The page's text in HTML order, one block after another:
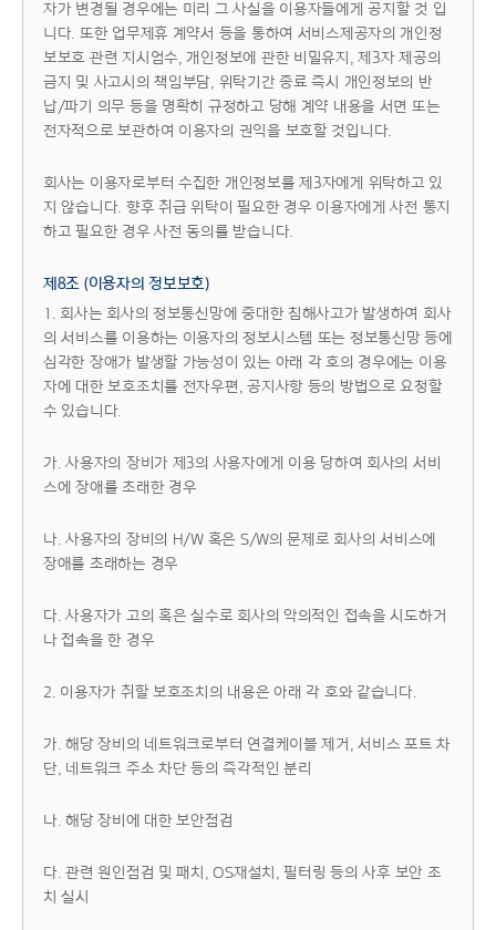
자가 변경될 경우에는 미리 그 사실을 이용자들에게 공지할 것 입
니다. 또한 업무제휴 계약서 등을 통하여 서비스제공자의 개인정
보보호 관련 지시엄수, 개인정보에 관한 비밀유지, 제3자 제공의
금지 및 사고시의 책임부담, 위탁기간 종료 즉시 개인정보의 반
납/파기 의무 등을 명확히 규정하고 당해 계약 내용을 서면 또는
전자적으로 보관하여 이용자의 권익을 보호할 것입니다.
회사는 이용자로부터 수집한 개인정보를 제3자에게 위탁하고 있
지 않습니다. 향후 취급 위탁이 필요한 경우 이용자에게 사전 통지
하고 필요한 경우 사전 동의를 받습니다.
제8조 (이용자의 정보보호)
1. 회사는 회사의 정보통신망에 중대한 침해사고가 발생하여 회사
의 서비스를 이용하는 이용자의 정보시스템 또는 정보통신망 등에
심각한 장애가 발생할 가능성이 있는 아래 각 호의 경우에는 이용
자에 대한 보호조치를 전자우편, 공지사항 등의 방법으로 요청할
수 있습니다.
가. 사용자의 장비가 제3의 사용자에게 이용 당하여 회사의 서비
스에 장애를 초래한 경우
나. 사용자의 장비의 H/W 혹은 S/W의 문제로 회사의 서비스에
장애를 초래하는 경우
다. 사용자가 고의 혹은 실수로 회사의 악의적인 접속을 시도하거
나 접속을 한 경우
2. 이용자가 취할 보호조치의 내용은 아래 각 호와 같습니다.
가. 해당 장비의 네트워크로부터 연결케이블 제거, 서비스 포트 차
단, 네트워크 주소 차단 등의 즉각적인 분리
나. 해당 장비에 대한 보안점검
다. 관련 원인점검 및 패치, OS재설치, 필터링 등의 사후 보안 조
치 실시